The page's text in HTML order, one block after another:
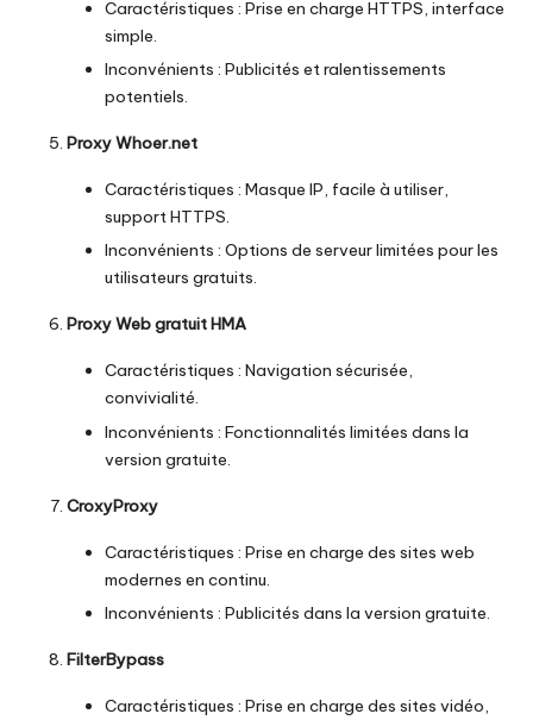
Caractéristiques : Prise en charge HTTPS, interface
simple.
Inconvénients : Publicités et ralentissements
potentiels.
Proxy Whoer.net
Caractéristiques : Masque IP, facile à utiliser,
support HTTPS.
Inconvénients : Options de serveur limitées pour les
utilisateurs gratuits.
Proxy Web gratuit HMA
Caractéristiques : Navigation sécurisée,
convivialité.
Inconvénients : Fonctionnalités limitées dans la
version gratuite.
CroxyProxy
Caractéristiques : Prise en charge des sites web
modernes en continu.
Inconvénients : Publicités dans la version gratuite.
FilterBypass
Caractéristiques : Prise en charge des sites vidéo,